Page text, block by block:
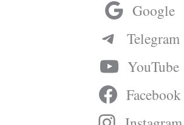
Google
Telegram
YouTube
Facebook